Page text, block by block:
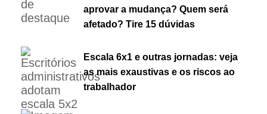
aprovar a mudança? Quem será
afetado? Tire 15 dúvidas
Escala 6x1 e outras jornadas: veja
as mais exaustivas e os riscos ao
trabalhador